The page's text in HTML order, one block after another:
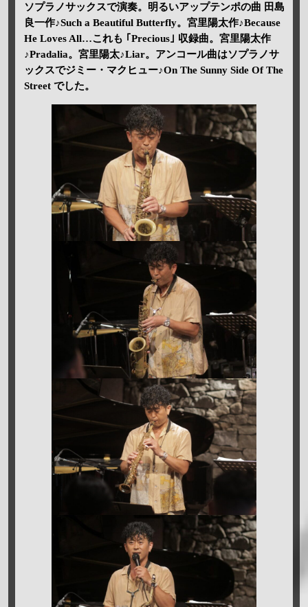
ソプラノサックスで演奏。明るいアップテンポの曲 田島
良一作♪Such a Beautiful Butterfly。宮里陽太作♪Because
He Loves All…これも ｢Precious｣ 収録曲。宮里陽太作
♪Pradalia。宮里陽太♪Liar。アンコール曲はソプラノサ
ックスでジミー・マクヒュー♪On The Sunny Side Of The
Street でした。